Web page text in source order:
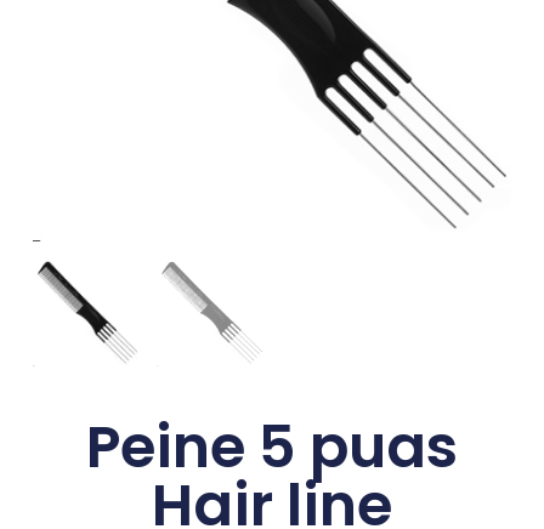
Peine 5 puas
Hair line